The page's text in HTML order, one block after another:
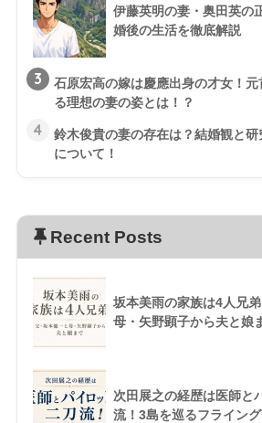
伊藤英明の妻・奥田英の
婚後の生活を徹底解説
3
石原宏高の嫁は慶應出身の才女！元
る理想の妻の姿とは！？
4
鈴木俊貴の妻の存在は？結婚観と
について！
Recent Posts
坂本美雨の家族は4人兄
母・矢野顕子から夫と娘
次田展之の経歴は医師と
流！3島を巡るフライン